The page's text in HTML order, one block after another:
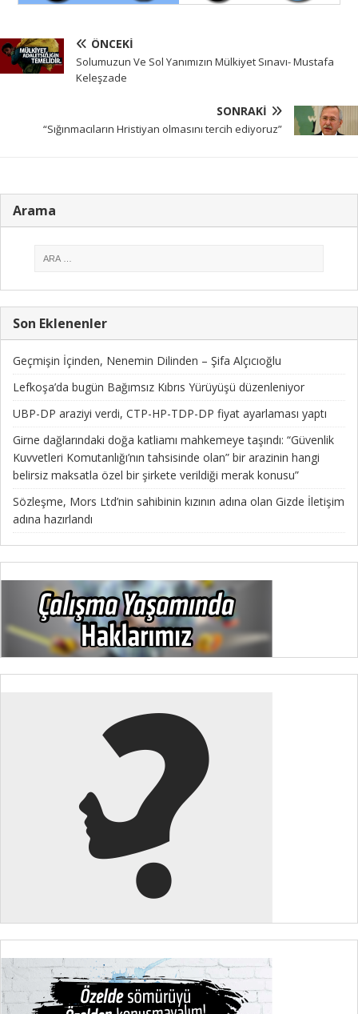
ÖNCEKI
Solumuzun Ve Sol Yanımızın Mülkiyet Sınavı- Mustafa
Keleşzade
SONRAKI
“Sığınmacıların Hristiyan olmasını tercih ediyoruz”
Arama
Son Eklenenler
Geçmişin İçinden, Nenemin Dilinden – Şifa Alçıcıoğlu
Lefkoşa’da bugün Bağımsız Kıbrıs Yürüyüşü düzenleniyor
UBP-DP araziyi verdi, CTP-HP-TDP-DP fiyat ayarlaması yaptı
Girne dağlarındaki doğa katliamı mahkemeye taşındı: “Güvenlik
Kuvvetleri Komutanlığı’nın tahsisinde olan” bir arazinin hangi
belirsiz maksatla özel bir şirkete verildiği merak konusu”
Sözleşme, Mors Ltd’nin sahibinin kızının adına olan Gizde İletişim
adına hazırlandı